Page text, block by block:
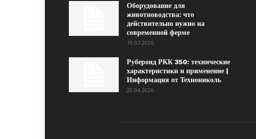
Оборудование для
животноводства: что
действительно нужно на
современной ферме
19.07.2026
Рубероид РКК 350: технические
характеристики и применение |
Информация от Технониколь
20.04.2026